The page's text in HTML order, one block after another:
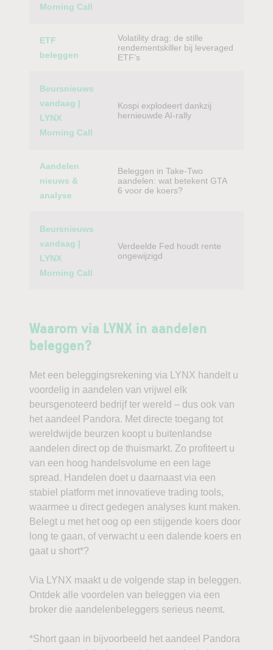
Morning Call
ETF
beleggen
Volatility drag: de stille
rendementskiller bij leveraged
ETF’s
Beursnieuws
vandaag |
LYNX
Morning Call
Kospi explodeert dankzij
hernieuwde AI-rally
Aandelen
nieuws &
analyse
Beleggen in Take-Two
aandelen: wat betekent GTA
6 voor de koers?
Beursnieuws
vandaag |
LYNX
Morning Call
Verdeelde Fed houdt rente
ongewijzigd
Waarom via LYNX in aandelen
beleggen?
Met een beleggingsrekening via LYNX handelt u
voordelig in aandelen van vrijwel elk
beursgenoteerd bedrijf ter wereld – dus ook van
het aandeel Pandora. Met directe toegang tot
wereldwijde beurzen koopt u buitenlandse
aandelen direct op de thuismarkt. Zo profiteert u
van een hoog handelsvolume en een lage
spread. Handelen doet u daarnaast via een
stabiel platform met innovatieve trading tools,
waarmee u direct gedegen analyses kunt maken.
Belegt u met het oog op een stijgende koers door
long te gaan, of verwacht u een dalende koers en
gaat u short*?
Via LYNX maakt u de volgende stap in beleggen.
Ontdek alle voordelen van beleggen via een
broker die aandelenbeleggers serieus neemt.
*Short gaan in bijvoorbeeld het aandeel Pandora